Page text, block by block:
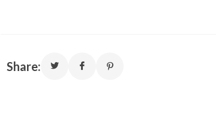
Share: